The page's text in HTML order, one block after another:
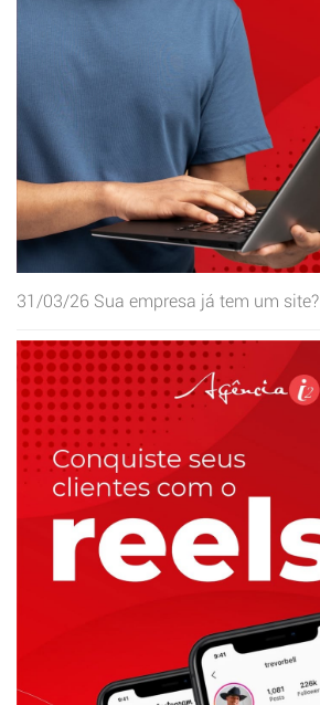
31/03/26 Sua empresa já tem um site?